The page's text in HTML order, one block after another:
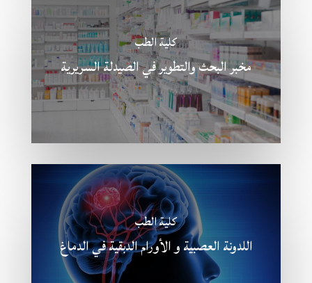
كلية الطب
مخبر البحث والتطوير في الصيدلة السريرية
كلية الطب
اللدونة العصبية و الأورام الدبقية في الدماغ